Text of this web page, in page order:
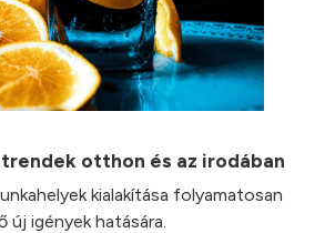
otthon és az irodában
kialakítása folyamatosan
új igények hatására.